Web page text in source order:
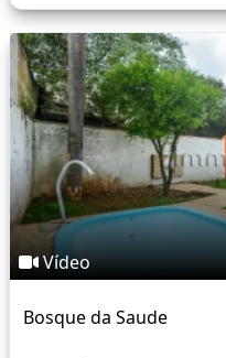
Vídeo
Bosque da Saude